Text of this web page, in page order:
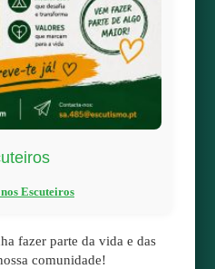
Escuteiros
fazer parte da vida e das
comunidade!